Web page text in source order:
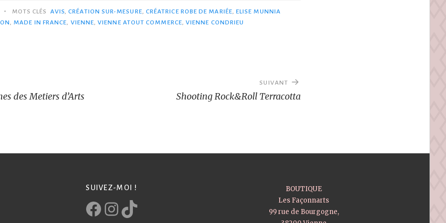
• MOTS CLÉS AVIS,CRÉATION SUR-MESURE, CRÉATRICE ROBE DE MARIÉE,ELISE MUNNIA
, MADE IN FRANCE, VIENNE,VIENNE ATOUT COMMERCE,VIENNE CONDRIEU
des Metiers d’Arts
SUIVANT
Shooting Rock&Roll Terracotta
SUIVEZ-MOI !
Facebook InstagramTikTok
BOUTIQUE
Les Façonnarts
99 rue de Bourgogne,